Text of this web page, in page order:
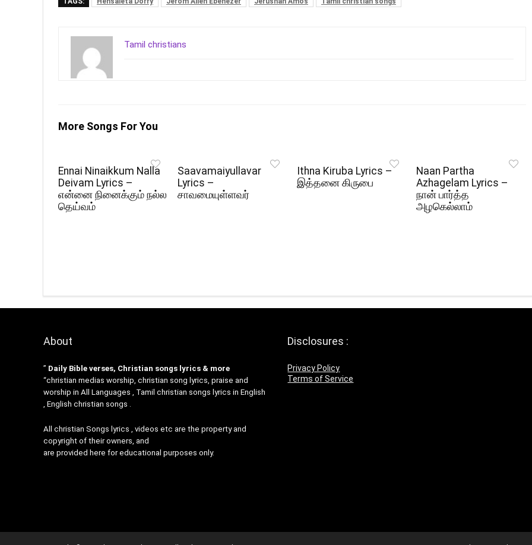
Tamil christians
More Songs For You
Ennai Ninaikkum Nalla
Deivam Lyrics –
என்னை நினைக்கும் நல்ல
தெய்வம்
Saavamaiyullavar
Lyrics –
சாவமையுள்ளவர்
Ithna Kiruba Lyrics –
இத்தனை கிருபை
Naan Partha
Azhagelam Lyrics –
நான் பார்த்த
அழகெல்லாம்
About
” Daily Bible verses, Christian songs lyrics & more
“christian medias worship, christian song lyrics, praise and
worship in All Languages , Tamil christian songs lyrics in English
, English christian songs .
All christian Songs lyrics , videos etc are the property and
copyright of their owners, and
are provided here for educational purposes only.
Disclosures :
Privacy Policy
Terms of Service